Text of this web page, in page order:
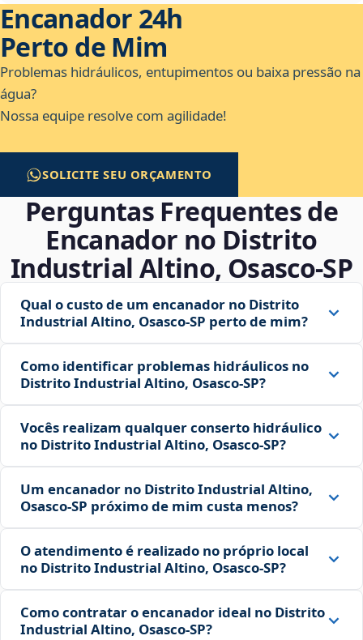
Encanador 24h
Perto de Mim
Problemas hidráulicos, entupimentos ou baixa pressão na
água?
Nossa equipe resolve com agilidade!
SOLICITE SEU ORÇAMENTO
Perguntas Frequentes de
Encanador no Distrito
Industrial Altino, Osasco‑SP
Qual o custo de um encanador no Distrito
Industrial Altino, Osasco‑SP perto de mim?
Como identificar problemas hidráulicos no
Distrito Industrial Altino, Osasco‑SP?
Vocês realizam qualquer conserto hidráulico
no Distrito Industrial Altino, Osasco‑SP?
Um encanador no Distrito Industrial Altino,
Osasco‑SP próximo de mim custa menos?
O atendimento é realizado no próprio local
no Distrito Industrial Altino, Osasco‑SP?
Como contratar o encanador ideal no Distrito
Industrial Altino, Osasco‑SP?